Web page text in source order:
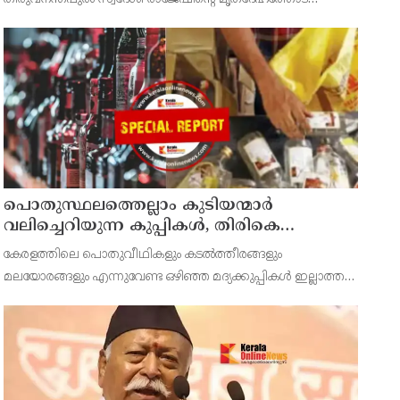
പ്രതിഷേധത്തിലേക്ക്
ഡിവൈഎഫ്ഐ കണ്ണൂർ ജില്ലാ സെക്രട്ടറിയേറ്റ് ശക്തമായി
പ്രതിഷേധിക്ക
പൊതുസ്ഥലത്തെല്ലാം കുടിയന്മാര്‍
വലിച്ചെറിയുന്ന കുപ്പികള്‍, തിരികെ
വാങ്ങുന്നത് നിര്‍ത്തുന്നതോടെ ഇത്
ഇരട്ടിക്കും, കോടികളുടെ ലാഭമുള്ള പദ്ധതി
നിര്‍ത്തിയത് എന്തിന്? സര്‍ക്കാരിന്റേത്
തലതിരിഞ്ഞ തീരുമാനമോ?
കേരളത്തിലെ പൊതുവീഥികളും കടല്‍ത്തീരങ്ങളും
മലയോരങ്ങളും എന്നുവേണ്ട ഒഴിഞ്ഞ മദ്യക്കുപ്പികള്‍ ഇല്ലാത്ത